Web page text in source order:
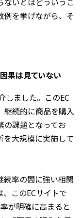
例を挙げながら、そ
果は見ていない
しました。このEC
継続的に商品を購入
の課題となってお
を大規模に実施して
続率の間に強い相関
このECサイトで
が明確に高まると